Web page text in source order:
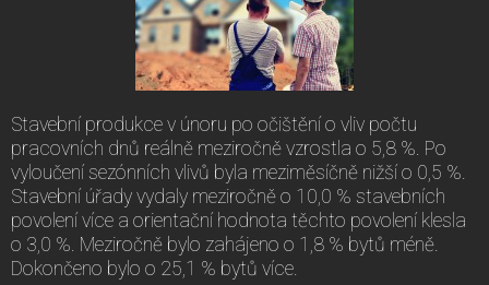
Stavební produkce v únoru po očištění o vliv počtu
pracovních dnů reálně meziročně vzrostla o 5,8 %. Po
vyloučení sezónních vlivů byla meziměsíčně nižší o 0,5 %.
Stavební úřady vydaly meziročně o 10,0 % stavebních
povolení více a orientační hodnota těchto povolení klesla
o 3,0 %. Meziročně bylo zahájeno o 1,8 % bytů méně.
Dokončeno bylo o 25,1 % bytů více.